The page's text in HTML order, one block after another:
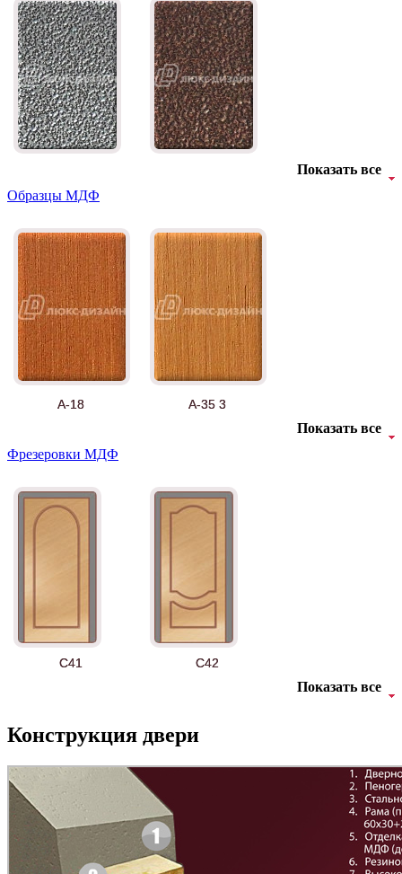
Показать все
Образцы МДФ
А-18 А-35 3
Б-35 3
БНТ БУК БАВАРИЯ
Показать все
Фрезеровки МДФ
C41 C42
C43
Показать все
Конструкция двери